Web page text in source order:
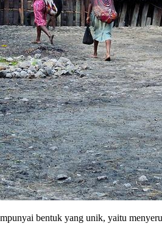
bentuk yang unik, yaitu